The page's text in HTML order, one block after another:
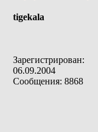
tigekala
Зарегистрирован:
06.09.2004
Сообщения: 8868